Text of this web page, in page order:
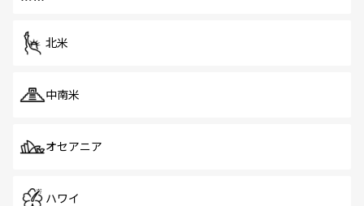
北米
中南米
オセアニア
ハワイ